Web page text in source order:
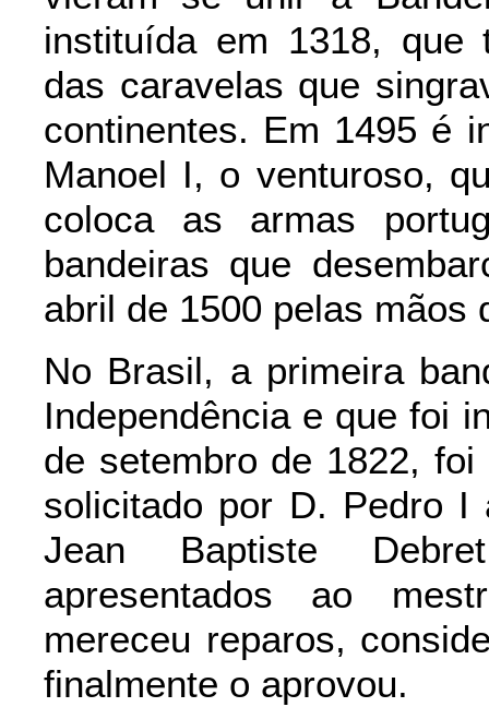
instituída em 1318, que
das caravelas que
continentes. Em 1495 é
Manoel I, o venturoso,
coloca as armas
bandeiras que
abril de 1500 pelas mãos
No Brasil, a primeira
Independência e que foi
de setembro de 1822,
solicitado por D. Pedro I
Jean Baptiste
apresentados ao
mereceu reparos,
finalmente o aprovou.